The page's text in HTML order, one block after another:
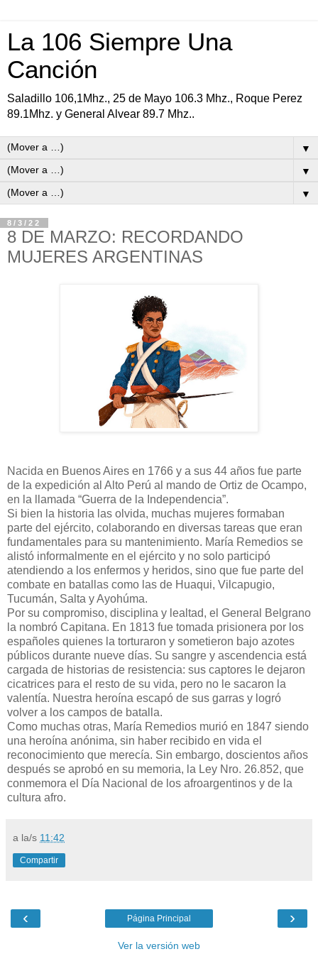
La 106 Siempre Una
Canción
Saladillo 106,1Mhz., 25 de Mayo 106.3 Mhz., Roque Perez
89.1Mhz. y General Alvear 89.7 Mhz..
▼
▼
▼
8/3/22
8 DE MARZO: RECORDANDO
MUJERES ARGENTINAS
Nacida en Buenos Aires en 1766 y a sus 44 años fue parte
de la expedición al Alto Perú al mando de Ortiz de Ocampo,
en la llamada “Guerra de la Independencia”.
Si bien la historia las olvida, muchas mujeres formaban
parte del ejército, colaborando en diversas tareas que eran
fundamentales para su mantenimiento. María Remedios se
alistó informalmente en el ejército y no solo participó
atendiendo a los enfermos y heridos, sino que fue parte del
combate en batallas como las de Huaqui, Vilcapugio,
Tucumán, Salta y Ayohúma.
Por su compromiso, disciplina y lealtad, el General Belgrano
la nombró Capitana. En 1813 fue tomada prisionera por los
españoles quienes la torturaron y sometieron bajo azotes
públicos durante nueve días. Su sangre y ascendencia está
cargada de historias de resistencia: sus captores le dejaron
cicatrices para el resto de su vida, pero no le sacaron la
valentía. Nuestra heroína escapó de sus garras y logró
volver a los campos de batalla.
Como muchas otras, María Remedios murió en 1847 siendo
una heroína anónima, sin haber recibido en vida el
reconocimiento que merecía. Sin embargo, doscientos años
después se aprobó en su memoria, la Ley Nro. 26.852, que
conmemora el Día Nacional de los afroargentinos y de la
cultura afro.
a la/s 11:42
Compartir
‹ ›
Página Principal
Ver la versión web